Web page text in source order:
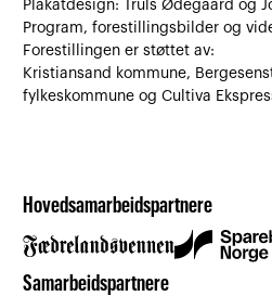
Plakatdesign: Truls Ødegaard og
Program, forestillingsbilder og
Forestillingen er støttet av:
Kristiansand kommune,
fylkeskommune og Cultiva
Hovedsamarbeidspartnere
Samarbeidspartnere